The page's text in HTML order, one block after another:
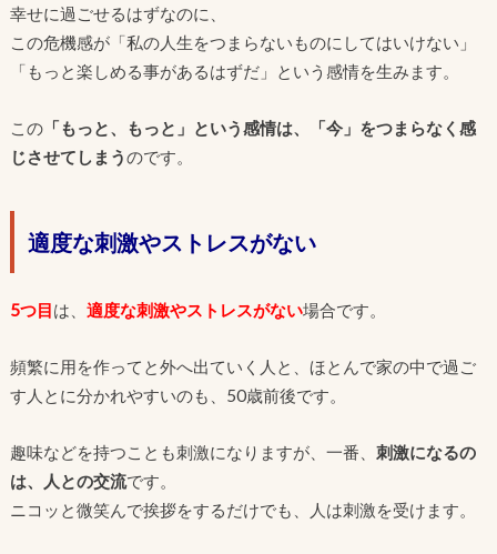
幸せに過ごせるはずなのに、
この危機感が「私の人生をつまらないものにしてはいけない」
「もっと楽しめる事があるはずだ」という感情を生みます。
この「もっと、もっと」という感情は、「今」をつまらなく感
じさせてしまうのです。
適度な刺激やストレスがない
5つ目 は、 適度な刺激やストレスがない場合です。
頻繁に用を作ってと外へ出ていく人と、ほとんで家の中で過ご
す人とに分かれやすいのも、50歳前後です。
趣味などを持つことも刺激になりますが、一番、 刺激になるの
は、人との交流です。
ニコッと微笑んで挨拶をするだけでも、人は刺激を受けます。